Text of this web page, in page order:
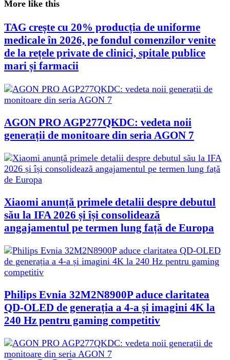
More like this
TAG crește cu 20% producția de uniforme
medicale în 2026, pe fondul comenzilor venite
de la rețele private de clinici, spitale publice
mari și farmacii
AGON PRO AGP277QKDC: vedeta noii
generații de monitoare din seria AGON 7
Xiaomi anunță primele detalii despre debutul
său la IFA 2026 și își consolidează
angajamentul pe termen lung față de Europa
Philips Evnia 32M2N8900P aduce claritatea
QD-OLED de generația a 4-a și imagini 4K la
240 Hz pentru gaming competitiv